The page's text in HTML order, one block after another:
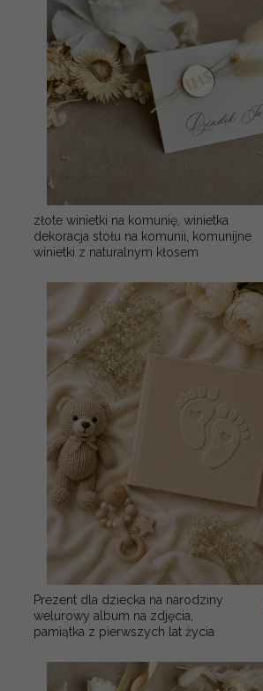
złote winietki na komunię, winietka
dekoracja stołu na komunii, komunijne
winietki z naturalnym kłosem
Prezent dla dziecka na narodziny
welurowy album na zdjęcia,
pamiątka z pierwszych lat życia